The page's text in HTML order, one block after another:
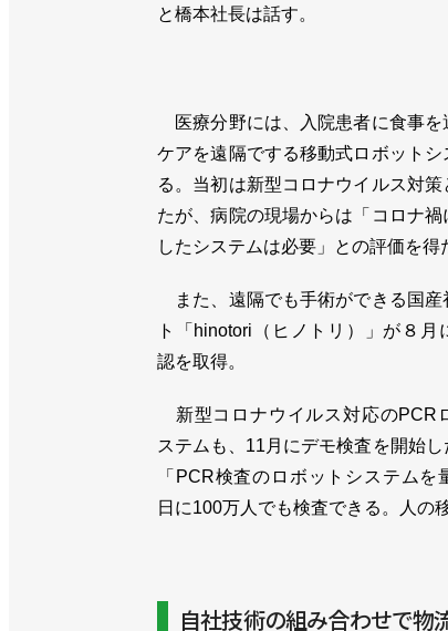
と橋本社長は話す。
医療分野には、入院患者に食事を
ケアを遠隔でする移動式ロボットシ
る。当初は新型コロナウイルス対
たが、病院の現場からは「コロナ禍
したシステムは必要」との評価を得
また、遠隔でも手術ができる国産
ト「hinotori（ヒノトリ）」が８月
認を取得。
新型コロナウイルス対応のPCR
ステムも、11月にデモ検査を開始し
「PCR検査のロボットシステムを
日に100万人でも検査できる。人の
自社技術の組み合わせで物